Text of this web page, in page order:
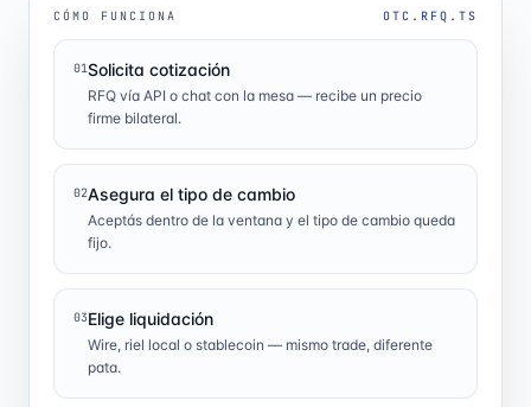
CÓMO FUNCIONA OTC.RFQ.TS
01Solicita cotización
RFQ vía API o chat con la mesa — recibe un precio
firme bilateral.
02Asegura el tipo de cambio
Aceptás dentro de la ventana y el tipo de cambio queda
fijo.
03Elige liquidación
Wire, riel local o stablecoin — mismo trade, diferente
pata.